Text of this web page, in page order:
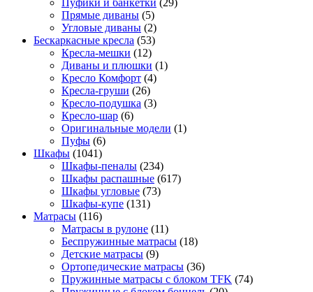
Пуфики и банкетки (29)
Прямые диваны (5)
Угловые диваны (2)
Бескаркасные кресла (53)
Кресла-мешки (12)
Диваны и плюшки (1)
Кресло Комфорт (4)
Кресла-груши (26)
Кресло-подушка (3)
Кресло-шар (6)
Оригинальные модели (1)
Пуфы (6)
Шкафы (1041)
Шкафы-пеналы (234)
Шкафы распашные (617)
Шкафы угловые (73)
Шкафы-купе (131)
Матрасы (116)
Матрасы в рулоне (11)
Беспружинные матрасы (18)
Детские матрасы (9)
Ортопедические матрасы (36)
Пружинные матрасы с блоком TFK (74)